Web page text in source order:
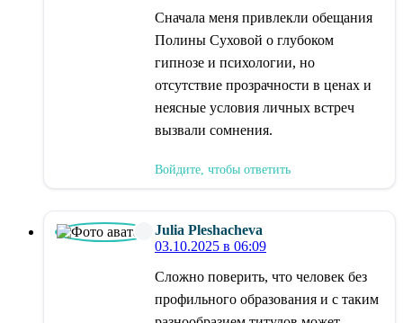
Сначала меня привлекли обещания
Полины Суховой о глубоком
гипнозе и психологии, но
отсутствие прозрачности в ценах и
неясные условия личных встреч
вызвали сомнения.
Войдите, чтобы ответить
Julia Pleshacheva
03.10.2025 в 06:09
Сложно поверить, что человек без
профильного образования и с таким